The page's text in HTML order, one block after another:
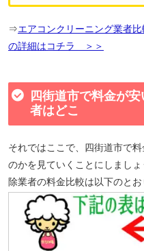
⇒エアコンクリーニング業者
の詳細はコチラ ＞＞
四街道市で料金が
者はどこ
それではここで、四街道市で
のかを見ていくことにしまし
除業者の料金比較は以下のとお